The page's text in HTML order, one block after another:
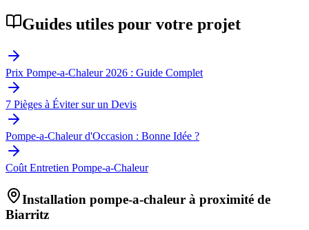
Guides utiles pour votre projet
Prix Pompe-a-Chaleur 2026 : Guide Complet
7 Pièges à Éviter sur un Devis
Pompe-a-Chaleur d'Occasion : Bonne Idée ?
Coût Entretien Pompe-a-Chaleur
Installation pompe-a-chaleur à proximité de
Biarritz